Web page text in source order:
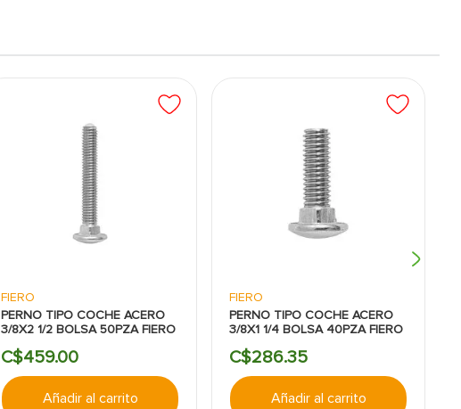
FIERO
PERNO TIPO COCHE ACERO
3/8X2 1/2 BOLSA 50PZA FIERO
C$459.00
Añadir al carrito
FIERO
PERNO TIPO COCHE ACERO
3/8X1 1/4 BOLSA 40PZA FIERO
C$286.35
Añadir al carrito